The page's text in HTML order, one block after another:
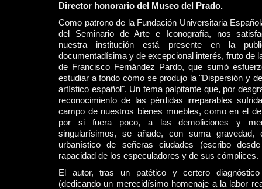
Director honorario del Museo del Prado.
Como patrono de la Fundación Universitaria
del Seminario de Arte e Iconografía, nos
nuestra institución está presente en la
documentadísima y de excepcional interés, fruto de
de Francisco Fernández Pardo, que sumó
estudiar a fondo cómo se produjo la "Dispersión y
artístico español". Un tema palpitante que, por
reconocimiento de las pérdidas irreparables
campo de nuestros bienes muebles, como en el
por si fuera poco, a las demoliciones y
singularísimos, se añade, con suma gravedad,
urbanístico de señeras ciudades (escribo
rapacidad de los especuladores y de sus cómplices.
El autor, tras un patético y certero
(dedicando un merecidísimo homenaje a la labor